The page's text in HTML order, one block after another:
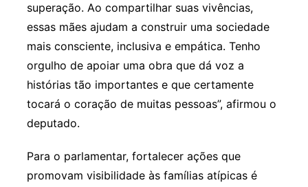
superação. Ao compartilhar suas vivências,
essas mães ajudam a construir uma sociedade
mais consciente, inclusiva e empática. Tenho
orgulho de apoiar uma obra que dá voz a
histórias tão importantes e que certamente
tocará o coração de muitas pessoas”, afirmou o
deputado.
Para o parlamentar, fortalecer ações que
promovam visibilidade às famílias atípicas é